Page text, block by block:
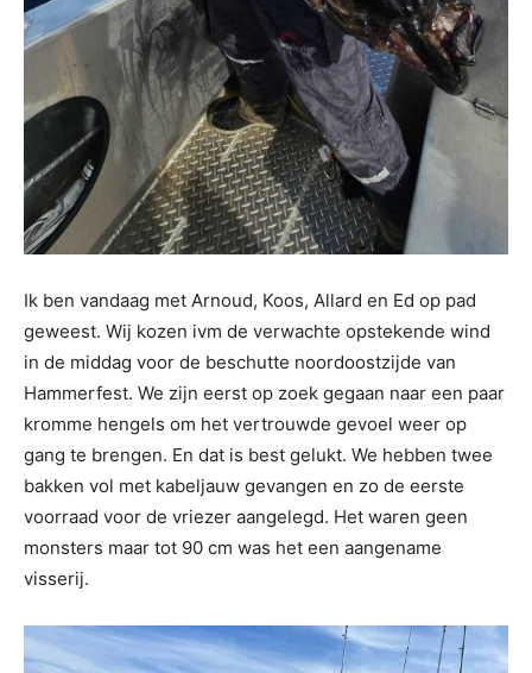
Ik ben vandaag met Arnoud, Koos, Allard en Ed op pad
geweest. Wij kozen ivm de verwachte opstekende wind
in de middag voor de beschutte noordoostzijde van
Hammerfest. We zijn eerst op zoek gegaan naar een paar
kromme hengels om het vertrouwde gevoel weer op
gang te brengen. En dat is best gelukt. We hebben twee
bakken vol met kabeljauw gevangen en zo de eerste
voorraad voor de vriezer aangelegd. Het waren geen
monsters maar tot 90 cm was het een aangename
visserij.